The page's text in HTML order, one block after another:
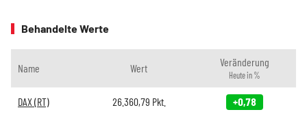
Behandelte Werte
Name Wert Veränderung
Heute in %
DAX (RT) 26.360,79 Pkt. +0,78